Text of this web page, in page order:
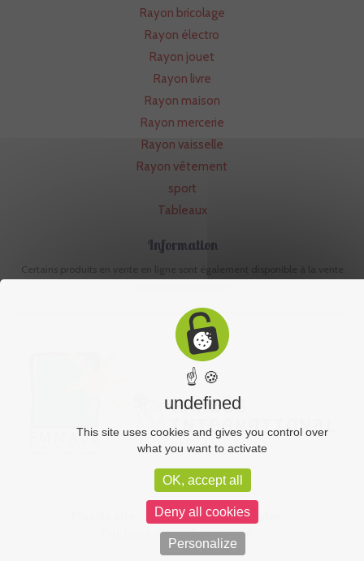
Rayon bricolage
Rayon électro
Rayon jouet
Rayon livre
Rayon maison
Rayon mercerie
Rayon vaisselle
Rayon vêtement
sport
Tableaux
Information
Certains produits en vente en ligne sont également disponible à la vente
CGV
Mentions légales
Politique de confidentialité
☝ 🍪
undefined
This site uses cookies and gives you control over
what you want to activate
OK, accept all
Deny all cookies
Personalize